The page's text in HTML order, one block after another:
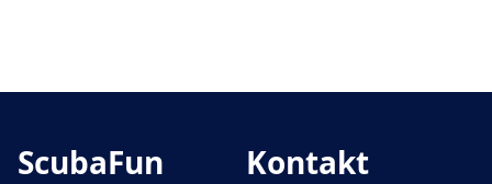
ScubaFun Kontakt